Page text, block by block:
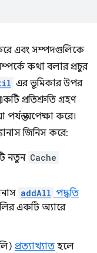
করে এবং সম্পদগুলিকে
কথা বলার প্রচুর
এর ভূমিকার উপর
একটি প্রতিশ্রুতি গ্রহণ
অপেক্ষা করে।
জিনিস করে:
নতুন Cache
addAll পদ্ধতি
একটি অ্যারে
প্রত্যাখ্যাত হলে